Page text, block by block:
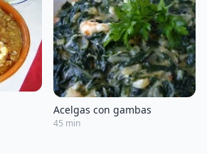
Acelgas con gambas
45 min